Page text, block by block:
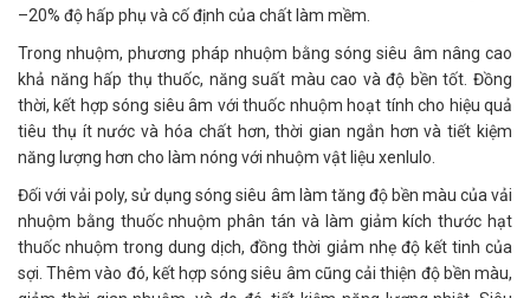
–20% độ hấp phụ và cố định của chất làm mềm.
Trong nhuộm, phương pháp nhuộm bằng sóng siêu âm nâng cao
khả năng hấp thụ thuốc, năng suất màu cao và độ bền tốt. Đồng
thời, kết hợp sóng siêu âm với thuốc nhuộm hoạt tính cho hiệu quả
tiêu thụ ít nước và hóa chất hơn, thời gian ngắn hơn và tiết kiệm
năng lượng hơn cho làm nóng với nhuộm vật liệu xenlulo.
Đối với vải poly, sử dụng sóng siêu âm làm tăng độ bền màu của vải
nhuộm bằng thuốc nhuộm phân tán và làm giảm kích thước hạt
thuốc nhuộm trong dung dịch, đồng thời giảm nhẹ độ kết tinh của
sợi. Thêm vào đó, kết hợp sóng siêu âm cũng cải thiện độ bền màu,